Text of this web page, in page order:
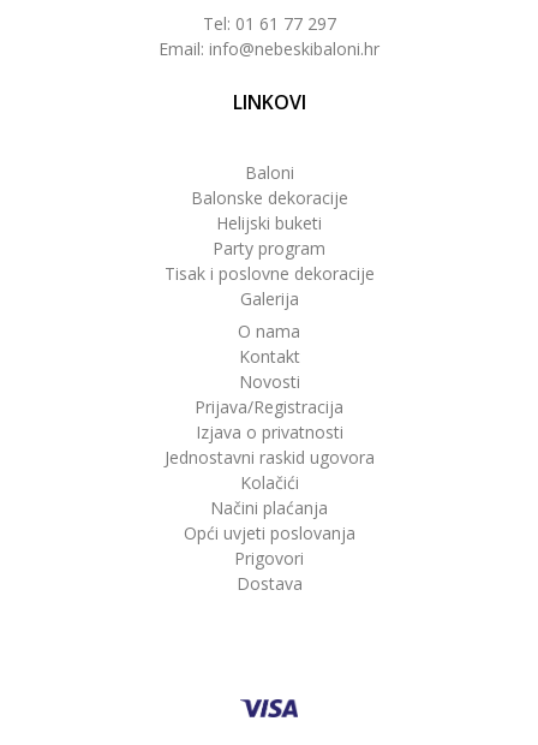
Tel: 01 61 77 297
Email: info@nebeskibaloni.hr
LINKOVI
Baloni
Balonske dekoracije
Helijski buketi
Party program
Tisak i poslovne dekoracije
Galerija
O nama
Kontakt
Novosti
Prijava/Registracija
Izjava o privatnosti
Jednostavni raskid ugovora
Kolačići
Načini plaćanja
Opći uvjeti poslovanja
Prigovori
Dostava